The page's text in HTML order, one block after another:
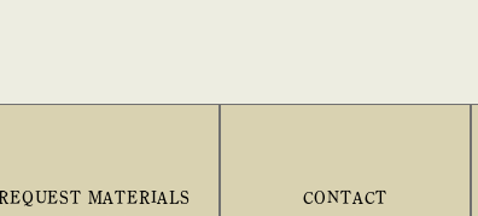
REQUEST MATERIALS CONTACT